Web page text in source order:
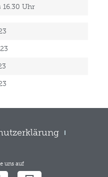
16.30 Uhr
uns auf